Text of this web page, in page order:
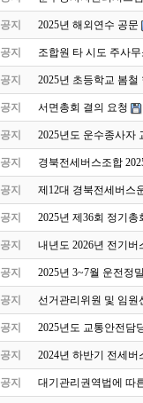
공지 2025년 해외연수 공문
공지 조합원 타 시도 주사
공지 2025년 초등학교 봄
공지 서면총회 결의 요청
공지 2025년도 운수종사자
공지 경북전세버스조합
공지 제12대 경북전세버스
공지 2025년 제36회 정기총
공지 내년도 2026년 전기
공지 2025년 3~7월 운전정
공지 선거관리위원 및 임원
공지 2025년도 교통안전담
공지 2024년 하반기 전세
공지 대기관리권역법에 따